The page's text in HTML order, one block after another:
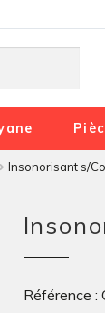
Insonorisant s/
Référence :